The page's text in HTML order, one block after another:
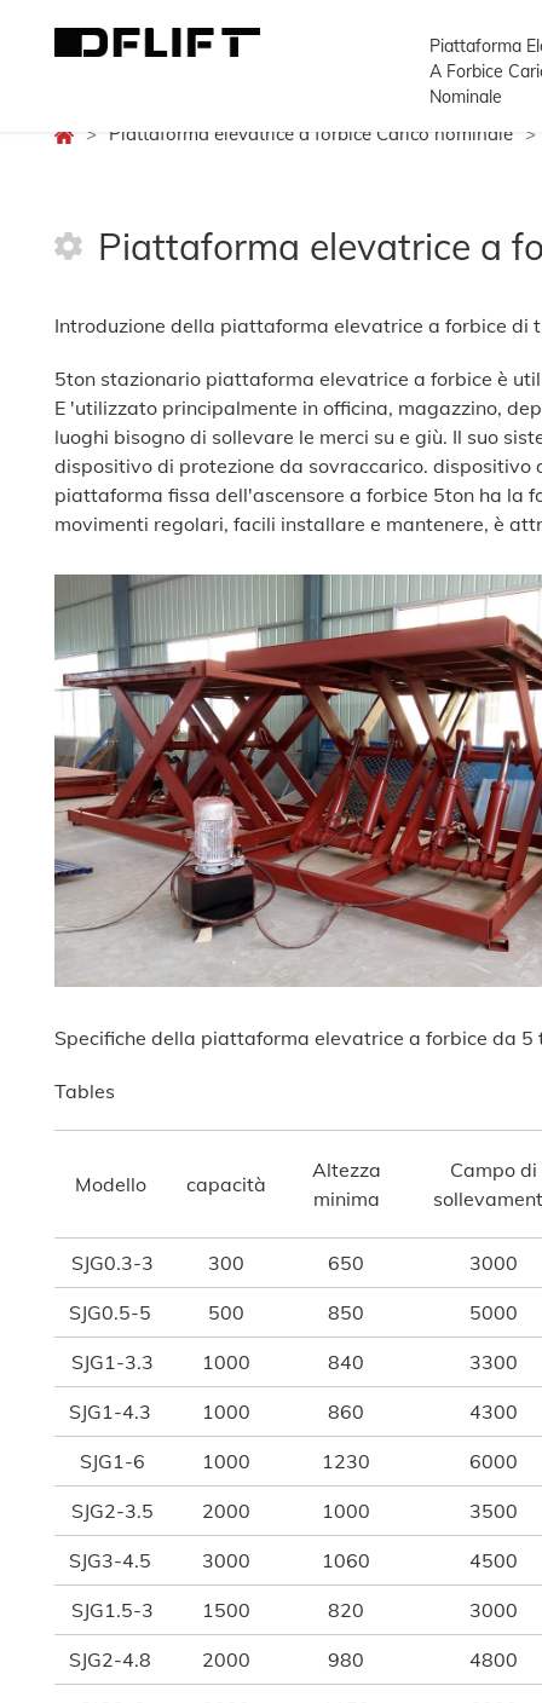
Piattaforma
A Forbice
Nominale
> Piattaforma elevatrice a forbice Carico nominale >
Piattaforma elevatrice a
Introduzione della piattaforma elevatrice a forbice di
5ton stazionario piattaforma elevatrice a forbice è
E 'utilizzato principalmente in officina, magazzino,
luoghi bisogno di sollevare le merci su e giù. Il suo
dispositivo di protezione da sovraccarico.
piattaforma fissa dell'ascensore a forbice 5ton ha la
movimenti regolari, facili installare e mantenere, è
Specifiche della piattaforma elevatrice a forbice da 5
Tables
Modello capacità
Altezza
minima
Campo di
SJG0.3-3 300 650 3000
SJG0.5-5 500 850 5000
SJG1-3.3 1000 840 3300
SJG1-4.3 1000 860 4300
SJG1-6 1000 1230 6000
SJG2-3.5 2000 1000 3500
SJG3-4.5 3000 1060 4500
SJG1.5-3 1500 820 3000
SJG2-4.8 2000 980 4800